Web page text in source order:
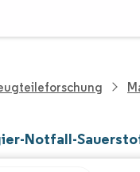
Notfall-